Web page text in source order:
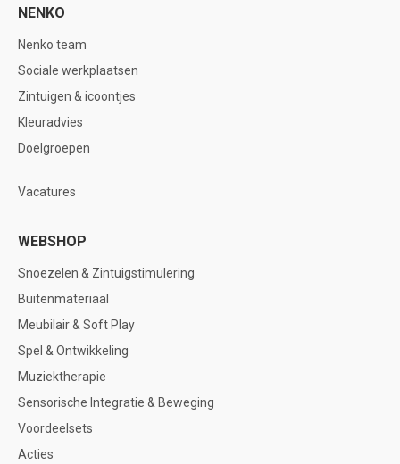
NENKO
Nenko team
Sociale werkplaatsen
Zintuigen & icoontjes
Kleuradvies
Doelgroepen
Vacatures
WEBSHOP
Snoezelen & Zintuigstimulering
Buitenmateriaal
Meubilair & Soft Play
Spel & Ontwikkeling
Muziektherapie
Sensorische Integratie & Beweging
Voordeelsets
Acties